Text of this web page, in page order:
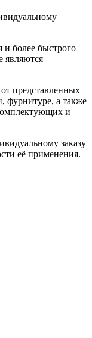
и более быстрого
являются
представленных
фурнитуре, а также
и
заказу
её применения.